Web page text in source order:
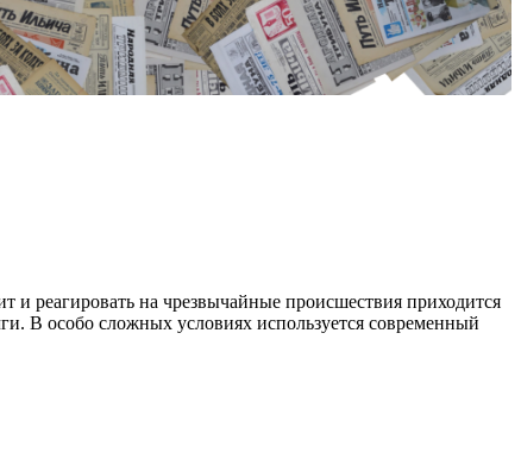
и реагировать на чрезвычайные происшествия приходится
В особо сложных условиях используется современный